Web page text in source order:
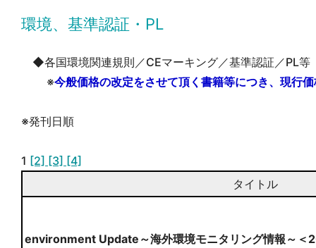
環境、基準認証・PL
◆各国環境関連規則／CEマーキング／基準認証／PL等
※今般価格の改定をさせて頂く書籍等につき、現行
※発刊日順
1 [2] [3] [4]
タイトル
environment Update～海外環境モニタリング情報～＜